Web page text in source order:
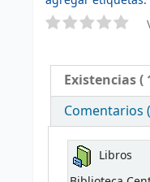
Existencias(
Comentarios
Libros